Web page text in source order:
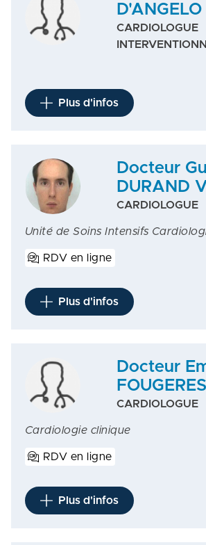
D'ANGELO
CARDIOLOGUE
Plus d'infos
Docteur
DURAND
CARDIOLOGUE
Unité de Soins Intensifs
RDV en ligne
Plus d'infos
Docteur
FOUGERES
CARDIOLOGUE
Cardiologie clinique
RDV en ligne
Plus d'infos